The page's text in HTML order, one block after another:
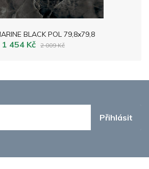
BLACK POL 79,8x79,8
1 454 Kč 2 009 Kč
Přihlásit